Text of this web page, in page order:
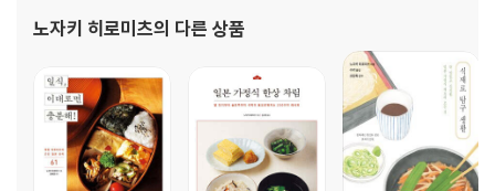
어떤 사람들이 사케를 만드는가?
쿠라모토란 ‘팀 사케’의 구단주
주조 현장은 금녀의 구역이라는데 정말일까?
사케에 사용하는 물은 수돗물? 특별한 물?
사케가 만들어지는 과정
사케 제조 과정을 알아보자①
노자키 히로미츠의 다른 상품